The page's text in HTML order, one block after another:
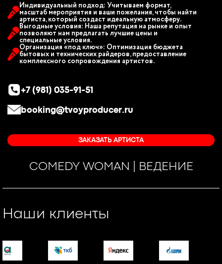
Индивидуальный подход: Учитываем формат,
масштаб мероприятия и ваши пожелания, чтобы найти
артиста, который создаст идеальную атмосферу.
Выгодные условия: Наша репутация на рынке и опыт
позволяют нам предлагать лучшие цены и
специальные условия.
Организация «под ключ»: Оптимизация бюджета
бытовых и технических райдеров, предоставление
комплексного сопровождения артистов.
+7 (981) 035-91-51
booking@tvoyproducer.ru
ЗАКАЗАТЬ АРТИСТА
COMEDY WOMAN | ВЕДЕНИЕ
Наши клиенты